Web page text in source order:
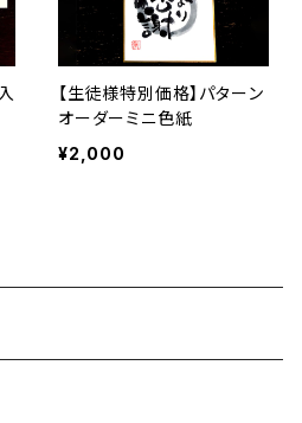
【生徒様特別価格】パターン
オーダーミニ色紙
¥2,000